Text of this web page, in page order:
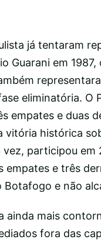
já tentaram
Guarani em
eliminatória. O
empates e duas
vitória histórica
participou
empates e três
e não
ainda mais
fora das